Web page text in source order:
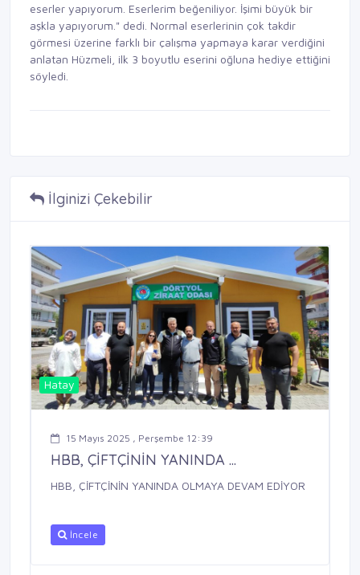
eserler yapıyorum. Eserlerim beğeniliyor. İşimi büyük bir
aşkla yapıyorum." dedi. Normal eserlerinin çok takdir
görmesi üzerine farklı bir çalışma yapmaya karar verdiğini
anlatan Hüzmeli, ilk 3 boyutlu eserini oğluna hediye ettiğini
söyledi.
İlginizi Çekebilir
Hatay
15 Mayıs 2025 , Perşembe 12:39
HBB, ÇİFTÇİNİN YANINDA ...
HBB, ÇİFTÇİNİN YANINDA OLMAYA DEVAM EDİYOR
İncele